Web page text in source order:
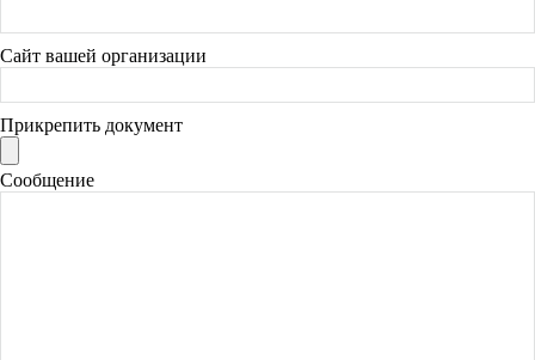
Сайт вашей организации
Прикрепить документ
Сообщение